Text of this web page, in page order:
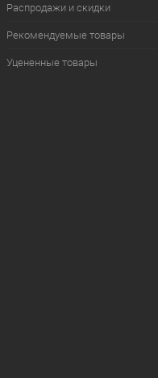
Распродажи и скидки
Рекомендуемые товары
Уцененные товары